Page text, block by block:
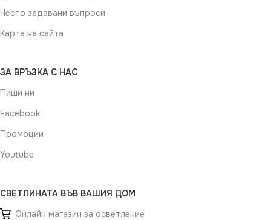
Често задавани въпроси
Карта на сайта
ЗА ВРЪЗКА С НАС
Пиши ни
Facebook
Промоции
Youtube
СВЕТЛИНАТА ВЪВ ВАШИЯ ДОМ
Онлайн магазин за осветление